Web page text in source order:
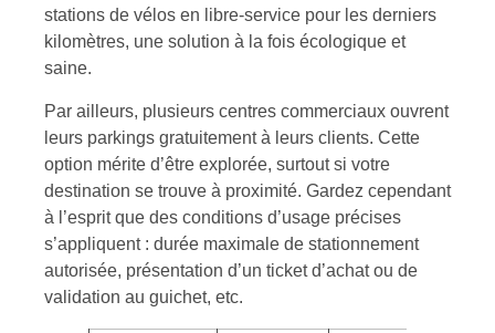
stations de vélos en libre-service pour les derniers
kilomètres, une solution à la fois écologique et
saine.
Par ailleurs, plusieurs centres commerciaux ouvrent
leurs parkings gratuitement à leurs clients. Cette
option mérite d’être explorée, surtout si votre
destination se trouve à proximité. Gardez cependant
à l’esprit que des conditions d’usage précises
s’appliquent : durée maximale de stationnement
autorisée, présentation d’un ticket d’achat ou de
validation au guichet, etc.